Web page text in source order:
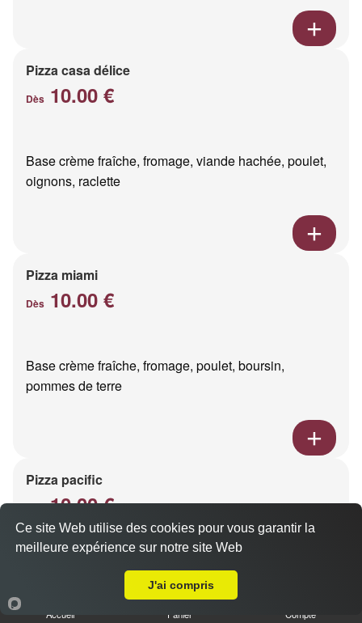
Pizza casa délice
Dès 10.00 €
Base crème fraîche, fromage, viande hachée, poulet,
oignons, raclette
Pizza miami
Dès 10.00 €
Base crème fraîche, fromage, poulet, boursin,
pommes de terre
Pizza pacific
Dès10.00 €
Base crème fraîche, fromage, saumon fumé
Accueil Panier Compte
Ce site Web utilise des cookies pour vous garantir la
meilleure expérience sur notre site Web
J'ai compris